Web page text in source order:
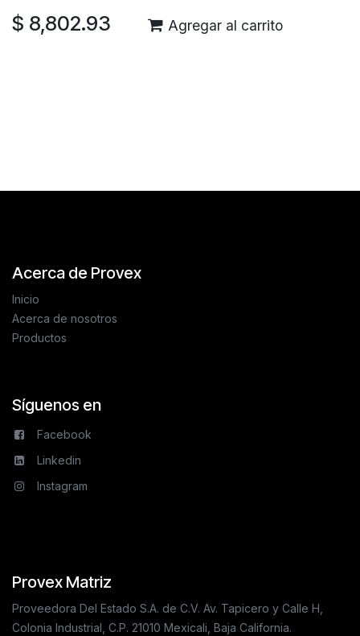
$ 8,802.93 Agregar al carrito
Acerca de Provex
Inicio
Acerca de nosotros
Productos
Síguenos en
Facebook
Linkedin
Instagram
Provex Matriz
Proveedora Del Estado S.A. de C.V. Av. Tapicero y Calle H,
Colonia Industrial, C.P. 21010 Mexicali, Baja California.